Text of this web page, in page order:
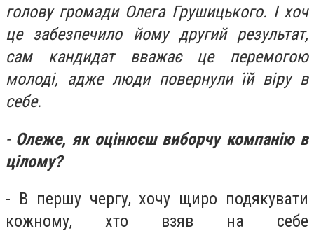
голову громади Олега Грушицького. І хоч
це забезпечило йому другий результат,
сам кандидат вважає це перемогою
молоді, аджелюди повернули їй віру в
себе.
- Олеже, як оцінюєш виборчу компанію в
цілому?
- В першу чергу, хочу щиро подякувати
кожному, хто взяв на себе